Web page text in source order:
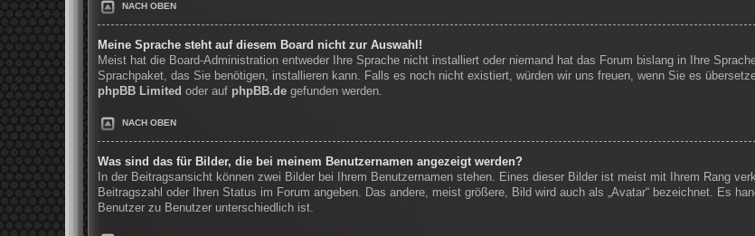
NACH OBEN
Meine Sprache steht auf diesem Board nicht zur Auswahl!
Meist hat die Board-Administration entweder Ihre Sprache nicht installiert oder niemand hat das Forum bislang in Ihre
Sprachpaket, das Sie benötigen, installieren kann. Falls es noch nicht existiert, würden wir uns freuen, wenn Sie es
phpBB Limited oder auf phpBB.de gefunden werden.
NACH OBEN
Was sind das für Bilder, die bei meinem Benutzernamen angezeigt werden?
In der Beitragsansicht können zwei Bilder bei Ihrem Benutzernamen stehen. Eines dieser Bilder ist meist mit Ihrem Rang
Beitragszahl oder Ihren Status im Forum angeben. Das andere, meist größere, Bild wird auch als „Avatar“ bezeichnet. Es
Benutzer zu Benutzer unterschiedlich ist.